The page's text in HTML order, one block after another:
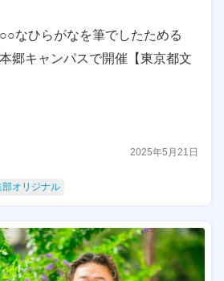
なひらがなを筆でしたためる
郷キャンパスで開催【東京都文
2025年5月21日
部オリジナル